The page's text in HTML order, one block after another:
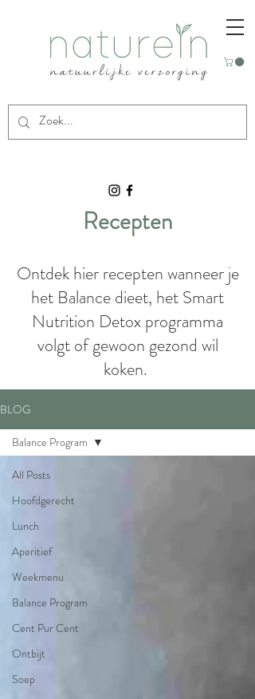
Recepten
Ontdek hier recepten wanneer je
het Balance dieet, het Smart
Nutrition Detox programma
volgt of gewoon gezond wil
koken.
BLOG
All Posts
Hoofdgerecht
Lunch
Aperitief
Weekmenu
Balance Program
Cent Pur Cent
Ontbijt
Soep
Balance Program